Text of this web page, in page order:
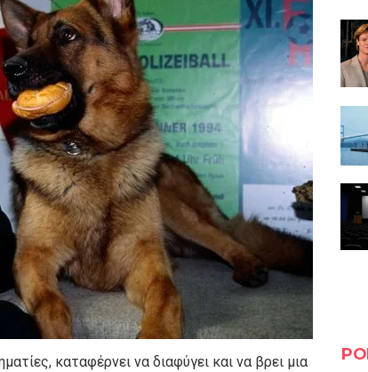
καταφέρνει να διαφύγει και να βρει μια